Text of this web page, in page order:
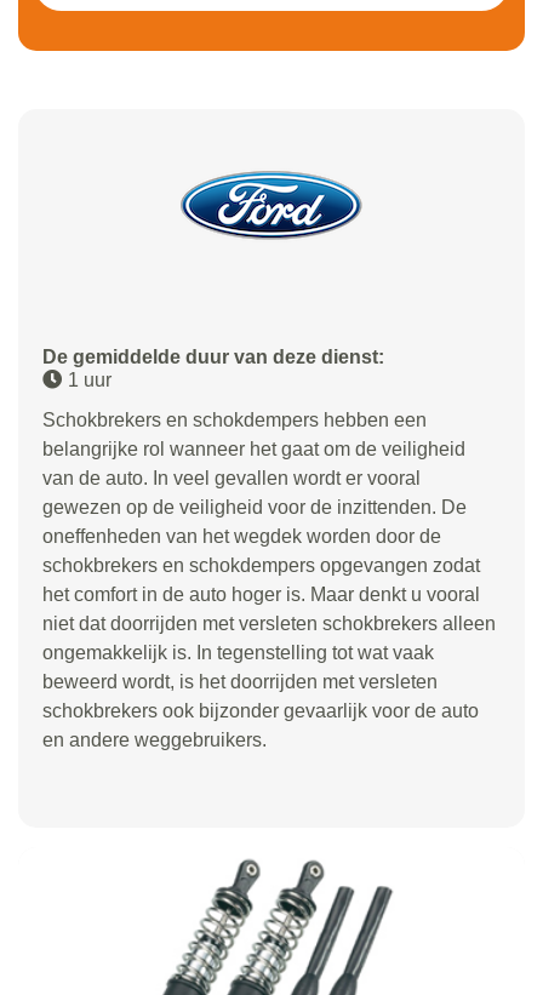
De gemiddelde duur van deze dienst:
1 uur
Schokbrekers en schokdempers hebben een
belangrijke rol wanneer het gaat om de veiligheid
van de auto. In veel gevallen wordt er vooral
gewezen op de veiligheid voor de inzittenden. De
oneffenheden van het wegdek worden door de
schokbrekers en schokdempers opgevangen zodat
het comfort in de auto hoger is. Maar denkt u vooral
niet dat doorrijden met versleten schokbrekers alleen
ongemakkelijk is. In tegenstelling tot wat vaak
beweerd wordt, is het doorrijden met versleten
schokbrekers ook bijzonder gevaarlijk voor de auto
en andere weggebruikers.